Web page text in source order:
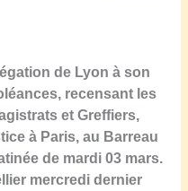
de Lyon à son
recensant les
et Greffiers,
à Paris, au Barreau
de mardi03 mars.
mercredi dernier